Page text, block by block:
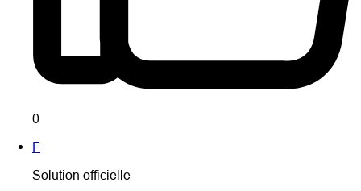
0
F
Solution officielle